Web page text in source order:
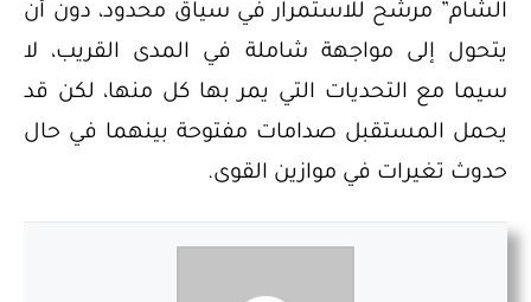
الشام” مرشح للاستمرار في سياق محدود، دون أن
يتحول إلى مواجهة شاملة في المدى القريب، لا
سيما مع التحديات التي يمر بها كل منها، لكن قد
يحمل المستقبل صدامات مفتوحة بينهما في حال
حدوث تغيرات في موازين القوى.